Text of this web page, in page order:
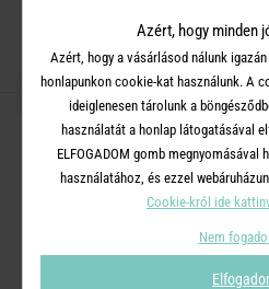
OSZD MEG
A
Azért, hogy minden
Azért, hogy a vásárlásod nálunk
honlapunkon cookie-kat használunk. A
ideiglenesen tárolunk a
használatát a honlap látogatásával
ELFOGADOM gomb
használatához, és ezzel
Cookie-król ide
Nem